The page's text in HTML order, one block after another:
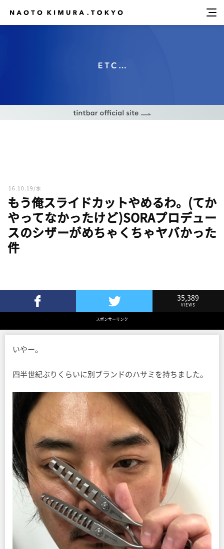
16.10.19/水
もう俺スライドカットやめるわ。(てか
やってなかったけど)SORAプロデュー
スのシザーがめちゃくちゃヤバかった
件
Twitterでツイート
35,389
VIEWS
スポンサーリンク
いやー。
四半世紀ぶりくらいに別ブランドのハサミを持ちました。